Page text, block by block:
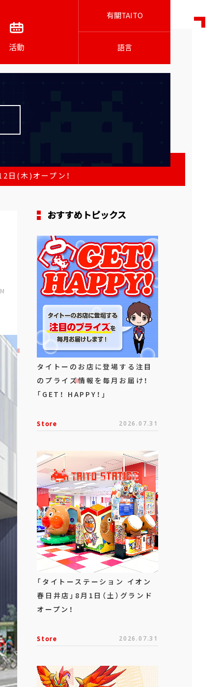
活動
有關TAITO
語言
日(木)オープン！
おすすめトピックス
タイトーのお店に登場する注目
のプライズ情報を毎月お届け！
「GET！ HAPPY！」
Store 2026.07.31
「タイトーステーション イオン
春日井店」8月1日（土）グランド
オープン！
Store 2026.07.31